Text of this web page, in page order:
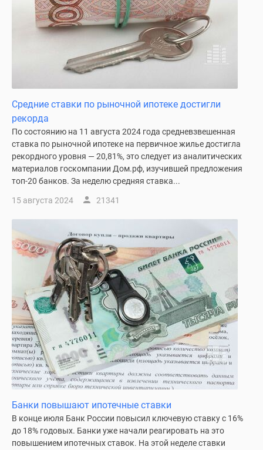
Средние ставки по рыночной ипотеке достигли
рекорда
По состоянию на 11 августа 2024 года средневзвешенная
ставка по рыночной ипотеке на первичное жилье достигла
рекордного уровня — 20,81%, это следует из аналитических
материалов госкомпании Дом.рф, изучившей предложения
топ-20 банков. За неделю средняя ставка...
15 августа 2024 21341
Банки повышают ипотечные ставки
В конце июля Банк России повысил ключевую ставку с 16%
до 18% годовых. Банки уже начали реагировать на это
повышением ипотечных ставок. На этой неделе ставки